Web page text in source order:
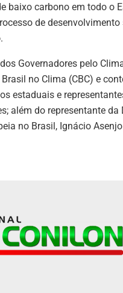
baixo carbono em todo o
de desenvolvimento
Governadores pelo
no Clima (CBC) e
estaduais e
além do representante da
no Brasil, Ignácio